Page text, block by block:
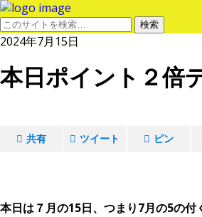
2024年7月15日
本日ポイント２倍
共有 ツイート ピン
本日は７月の15日、つまり7月の5の付